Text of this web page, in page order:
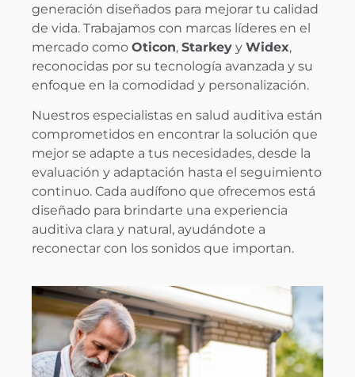
generación diseñados para mejorar tu calidad
de vida. Trabajamos con marcas líderes en el
mercado como Oticon, Starkey y Widex,
reconocidas por su tecnología avanzada y su
enfoque en la comodidad y personalización.
Nuestros especialistas en salud auditiva están
comprometidos en encontrar la solución que
mejor se adapte a tus necesidades, desde la
evaluación y adaptación hasta el seguimiento
continuo. Cada audífono que ofrecemos está
diseñado para brindarte una experiencia
auditiva clara y natural, ayudándote a
reconectar con los sonidos que importan.